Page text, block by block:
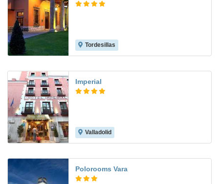
Tordesillas
Imperial
Valladolid
Polorooms Vara